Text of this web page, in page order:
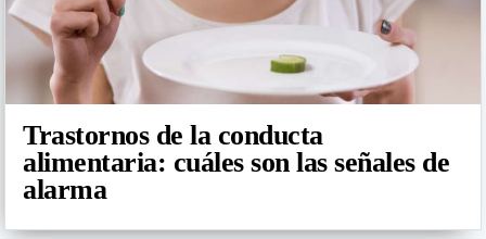
Trastornos de la conducta
alimentaria: cuáles son las señales de
alarma